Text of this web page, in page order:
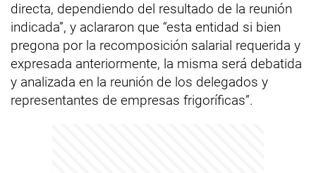
directa, dependiendo del resultado de la reunión
indicada”, y aclararon que “esta entidad si bien
pregona por la recomposición salarial requerida y
expresada anteriormente, la misma será debatida
y analizada en la reunión de los delegados y
representantes de empresas frigoríficas”.